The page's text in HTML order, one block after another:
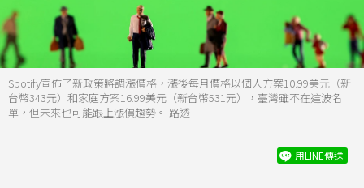
Spotify宣佈了新政策將調漲價格，漲後每月價格以個人方案10.99美元（新
台幣343元）和家庭方案16.99美元（新台幣531元），臺灣雖不在這波名
單，但未來也可能跟上漲價趨勢。 路透
用LINE傳送